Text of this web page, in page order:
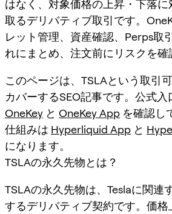
はなく、対象価格の上昇・下落
取るデリバティブ取引です。
レット管理、資産確認、Perps取
れにまとめ、注文前にリスクを確
このページは、TSLAという取引
カバーするSEO記事です。公式
OneKey と OneKey App を確認し
仕組みは Hyperliquid App と
になります。
TSLAの永久先物とは？
TSLAの永久先物は、Teslaに関連
するデリバティブ契約です。価